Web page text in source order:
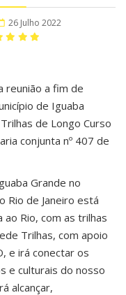
26 Julho 2022
reunião a fim de
de Iguaba
de Longo Curso
conjunta nº 407 de
Grande no
Rio de Janeiro está
ao Rio, com as trilhas
Trilhas, com apoio
e irá conectar os
e culturais do nosso
alcançar,